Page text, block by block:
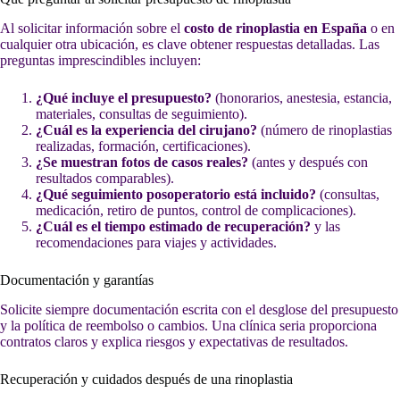
Al solicitar información sobre el costo de rinoplastia en España o en
cualquier otra ubicación, es clave obtener respuestas detalladas. Las
preguntas imprescindibles incluyen:
¿Qué incluye el presupuesto? (honorarios, anestesia, estancia,
materiales, consultas de seguimiento).
¿Cuál es la experiencia del cirujano? (número de rinoplastias
realizadas, formación, certificaciones).
¿Se muestran fotos de casos reales? (antes y después con
resultados comparables).
¿Qué seguimiento posoperatorio está incluido? (consultas,
medicación, retiro de puntos, control de complicaciones).
¿Cuál es el tiempo estimado de recuperación? y las
recomendaciones para viajes y actividades.
Documentación y garantías
Solicite siempre documentación escrita con el desglose del presupuesto
y la política de reembolso o cambios. Una clínica seria proporciona
contratos claros y explica riesgos y expectativas de resultados.
Recuperación y cuidados después de una rinoplastia